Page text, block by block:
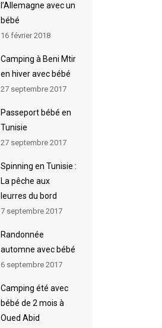
l’Allemagne avec un
bébé
16 février 2018
Camping à Beni Mtir
en hiver avec bébé
27 septembre 2017
Passeport bébé en
Tunisie
27 septembre 2017
Spinning en Tunisie :
La pêche aux
leurres du bord
7 septembre 2017
Randonnée
automne avec bébé
6 septembre 2017
Camping été avec
bébé de 2 mois à
Oued Abid